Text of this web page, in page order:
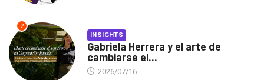
2
INSIGHTS
Gabriela Herrera y el arte de
cambiarse el...
2026/07/16